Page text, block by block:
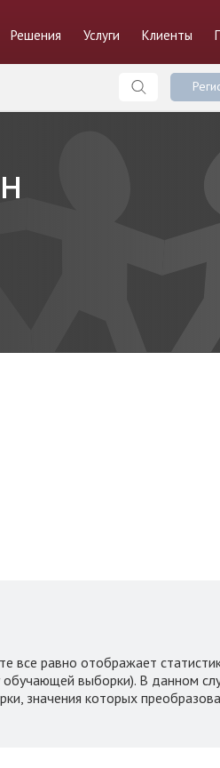
Решения Услуги Клиенты
все равно отображает
обучающей выборки). В данном
значения которых